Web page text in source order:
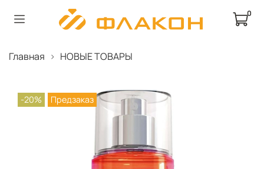
0
Главная НОВЫЕ ТОВАРЫ
-20% Предзаказ